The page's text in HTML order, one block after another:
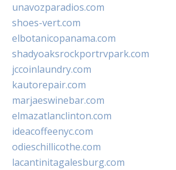
unavozparadios.com
shoes-vert.com
elbotanicopanama.com
shadyoaksrockportrvpark.com
jccoinlaundry.com
kautorepair.com
marjaeswinebar.com
elmazatlanclinton.com
ideacoffeenyc.com
odieschillicothe.com
lacantinitagalesburg.com